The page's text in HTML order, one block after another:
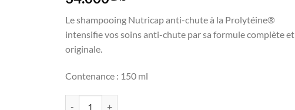
Le shampooing Nutricap anti-chute à la Prolytéine®
intensifie vos soins anti-chute par sa formule complète et
originale.
Contenance : 150 ml